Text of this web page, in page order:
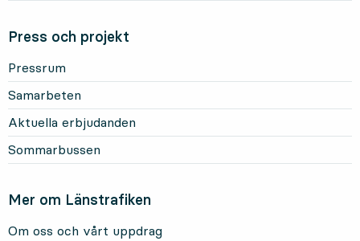
Press och projekt
Pressrum
Samarbeten
Aktuella erbjudanden
Sommarbussen
Mer om Länstrafiken
Om oss och vårt uppdrag